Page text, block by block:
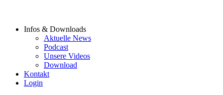
Infos & Downloads
Aktuelle News
Podcast
Unsere Videos
Download
Kontakt
Login